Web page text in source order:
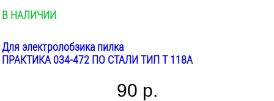
В НАЛИЧИИ
Для электролобзика пилка
ПРАКТИКА 034-472 ПО СТАЛИ ТИП T 118A
90 р.